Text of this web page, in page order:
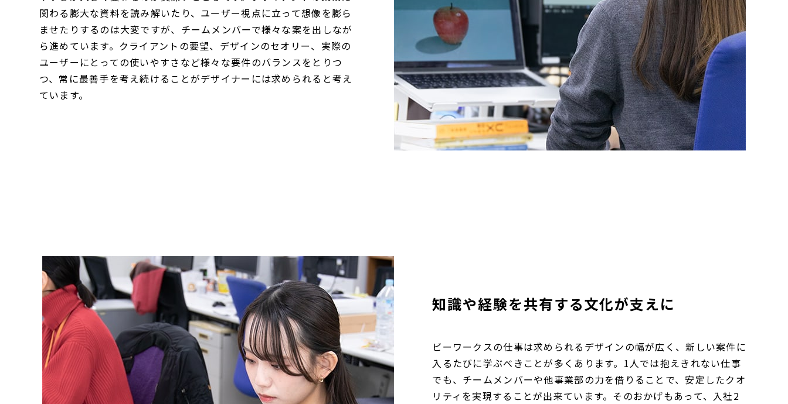
関わる膨大な資料を読み解いたり、ユーザー視点に立って想像を膨ら
ませたりするのは大変ですが、チームメンバーで様々な案を出しなが
ら進めています。クライアントの要望、デザインのセオリー、実際の
ユーザーにとっての使いやすさなど様々な要件のバランスをとりつ
つ、常に最善手を考え続けることがデザイナーには求められると考え
ています。
知識や経験を共有する文化が支えに
ビーワークスの仕事は求められるデザインの幅が広く、新しい案件に
入るたびに学ぶべきことが多くあります。1人では抱えきれない仕事
でも、チームメンバーや他事業部の力を借りることで、安定したクオ
リティを実現することが出来ています。そのおかげもあって、入社2